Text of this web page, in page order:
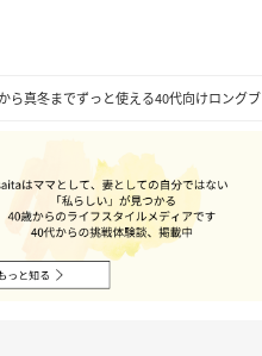
ら真冬までずっと使える40代向けロング